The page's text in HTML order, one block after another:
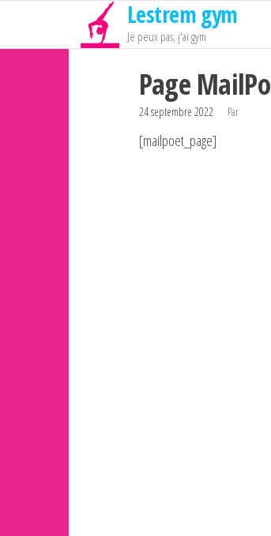
contenu
Lestrem gym
Je peux pas, j'ai gym
Page
24 septembre 2022 Par
[mailpoet_page]